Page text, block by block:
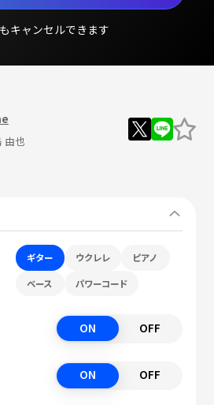
キャンセルできます
由也
ギター ウクレレ ピアノ
ベース パワーコード
ON OFF
ON OFF